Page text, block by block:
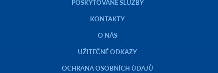
POSKYTOVANÉ SLUŽBY
KONTAKTY
O NÁS
UŽITEČNÉ ODKAZY
OCHRANA OSOBNÍCH ÚDAJŮ